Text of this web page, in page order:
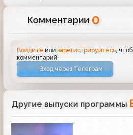
Комментарии 0
Войдите илизарегистрируйтесь ,
комментарий
Вход через Телеграм
Другие выпуски программы